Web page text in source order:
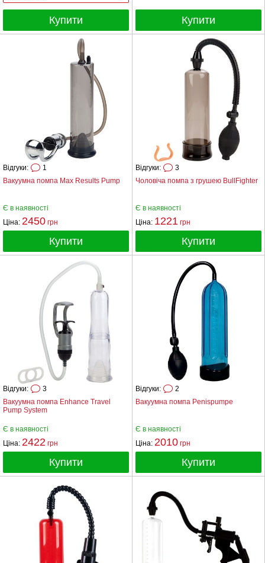
Купити Купити
Вакуумна помпа Max Results Pump
Відгуки: 1
Є в наявності
Ціна: 2450 грн
Купити
Чоловіча помпа з грушею BullFighter
Відгуки: 3
Є в наявності
Ціна: 1221 грн
Купити
Вакуумна помпа Enhance Travel
Pump System
Відгуки: 3
Є в наявності
Ціна: 2422 грн
Купити
Вакуумна помпа Penispumpe
Відгуки: 2
Є в наявності
Ціна: 2010 грн
Купити